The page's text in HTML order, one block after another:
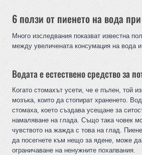
6 ползи от пиенето на вода
Много изследвания показват известна
между увеличената консумация на вода и
Водата е естествено средство за
Когато стомахът усети, че е пълен, той
мозъка, които да стопират храненето.
стомаха, което създава усещане за
намаляване на глада. Също така човек
чувството на жажда с това на глад.
да посегнете към нещо за ядене, може да
ограничаване на ненужните похапвания.